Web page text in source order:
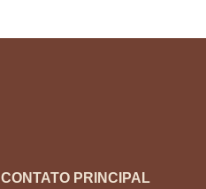
CONTATO PRINCIPAL